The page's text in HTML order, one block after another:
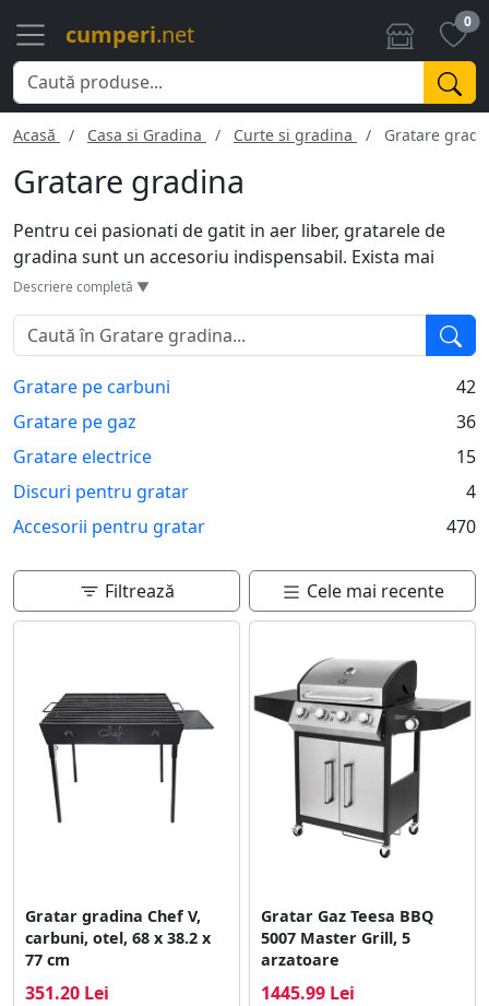
cumperi.net 0
Acasă Casa si Gradina Curte si gradina Gratare
Gratare gradina
Pentru cei pasionati de gatit in aer liber, gratarele de
gradina sunt un accesoriu indispensabil. Exista mai
multe tipuri: pe carbune, pe gaz sau electrice, fiecare
avand avantaje si dezavantaje. Gratarele pe carbune
ofera acel gust autentic, insa necesita mai mult timp
pentru pregatire. Variantele pe gaz sunt mai rapide si
usor de folosit, dar pot fi mai costisitoare. Cele electrice
sunt ideale pentru spatii mici si sunt extrem de practice.
Indiferent de tip, un gratar de calitate va oferi un mod
excelent de a petrece timpul cu familia si prietenii,
preparand bucate delicioase.
Descriere completă ▼
Gratare pe carbuni
42
Gratare pe gaz
36
Gratare electrice
15
Discuri pentru gratar
4
Accesorii pentru gratar
470
Filtrează Cele mai recente
Gratar gradina Chef V,
carbuni, otel, 68 x 38.2 x
77 cm
351.20 Lei
Gratar Gaz Teesa BBQ
5007 Master Grill, 5
arzatoare
1445.99 Lei